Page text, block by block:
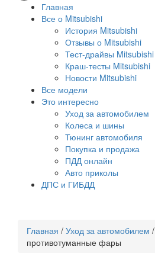
Главная
Все о Mitsubishi
История Mitsubishi
Отзывы о Mitsubishi
Тест-драйвы Mitsubishi
Краш-тесты Mitsubishi
Новости Mitsubishi
Все модели
Это интересно
Уход за автомобилем
Колеса и шины
Тюнинг автомобиля
Покупка и продажа
ПДД онлайн
Авто приколы
ДПС и ГИБДД
Главная / Уход за автомобилем /
противотуманные фары